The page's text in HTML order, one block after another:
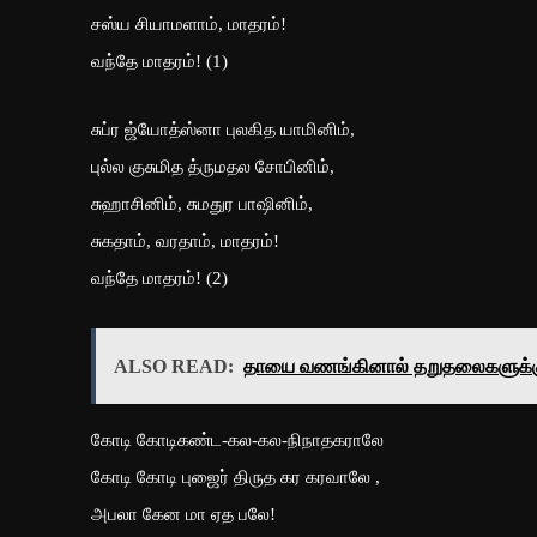
சஸ்ய சியாமளாம், மாதரம்!
வந்தே மாதரம்! (1)
சுப்ர ஜ்யோத்ஸ்னா புலகித யாமினிம்,
புல்ல குசுமித த்ருமதல சோபினிம்,
சுஹாசினிம், சுமதுர பாஷினிம்,
சுகதாம், வரதாம், மாதரம்!
வந்தே மாதரம்! (2)
ALSO READ: தாயை வணங்கினால்
கோடி கோடிகண்ட-கல-கல-நிநாதகராலே
கோடி கோடி புஜைர் திருத கர கரவாலே ,
அபலா கேன மா ஏத பலே!